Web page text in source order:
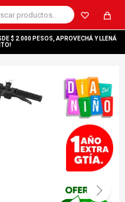
$ 2.000 PESOS, APROVECHÁ Y LLENÁ